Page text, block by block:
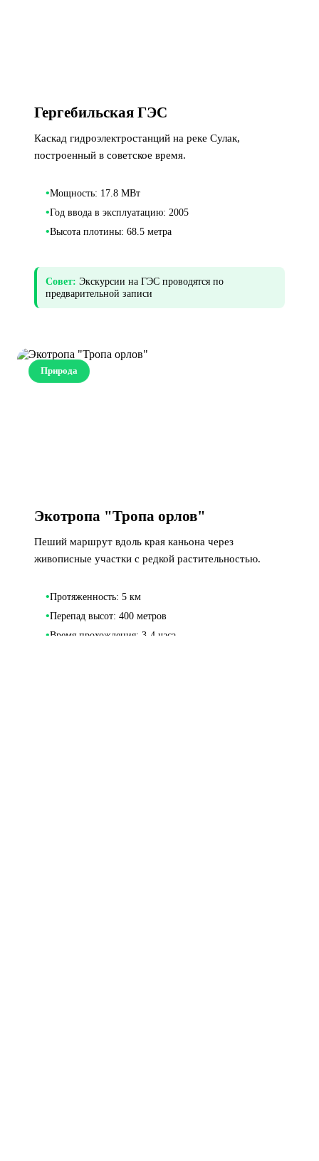
Гергебильская ГЭС
Каскад гидроэлектростанций на реке Сулак,
построенный в советское время.
•Мощность: 17.8 МВт
•Год ввода в эксплуатацию: 2005
•Высота плотины: 68.5 метра
Совет: Экскурсии на ГЭС проводятся по
предварительной записи
Природа
Экотропа "Тропа орлов"
Пеший маршрут вдоль края каньона через
живописные участки с редкой растительностью.
•Протяженность: 5 км
•Перепад высот: 400 метров
•Время прохождения: 3-4 часа